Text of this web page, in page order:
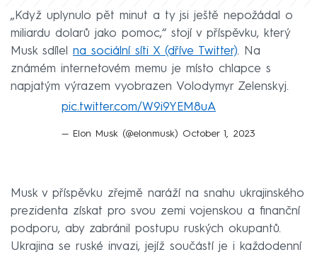
„Když uplynulo pět minut a ty jsi ještě nepožádal o
miliardu dolarů jako pomoc,“ stojí v příspěvku, který
Musk sdílel na sociální síti X (dříve Twitter). Na
známém internetovém memu je místo chlapce s
napjatým výrazem vyobrazen Volodymyr Zelenskyj.
pic.twitter.com/W9i9YEM8uA
— Elon Musk (@elonmusk) October 1, 2023
Musk v příspěvku zřejmě naráží na snahu ukrajinského
prezidenta získat pro svou zemi vojenskou a finanční
podporu, aby zabránil postupu ruských okupantů.
Ukrajina se ruské invazi, jejíž součástí je i každodenní